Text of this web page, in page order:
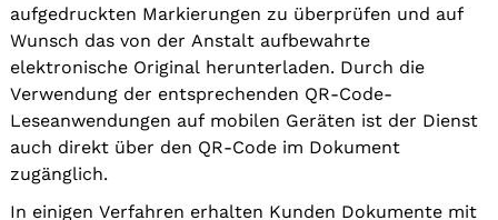
aufgedruckten Markierungen zu überprüfen und auf
Wunsch das von der Anstalt aufbewahrte
elektronische Original herunterladen. Durch die
Verwendung der entsprechenden QR-Code-
Leseanwendungen auf mobilen Geräten ist der Dienst
auch direkt über den QR-Code im Dokument
zugänglich.
In einigen Verfahren erhalten Kunden Dokumente mit